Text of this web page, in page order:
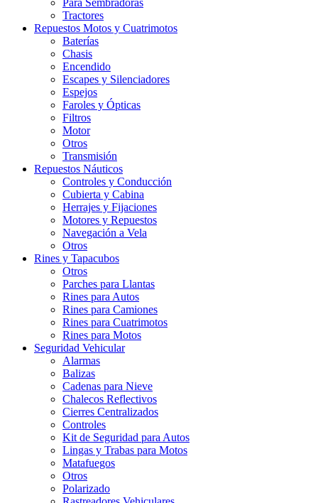
Tractores
Repuestos Motos y Cuatrimotos
Baterías
Chasis
Encendido
Escapes y Silenciadores
Espejos
Faroles y Ópticas
Filtros
Motor
Otros
Transmisión
Repuestos Náuticos
Controles y Conducción
Cubierta y Cabina
Herrajes y Fijaciones
Motores y Repuestos
Navegación a Vela
Otros
Rines y Tapacubos
Otros
Parches para Llantas
Rines para Autos
Rines para Camiones
Rines para Cuatrimotos
Rines para Motos
Seguridad Vehicular
Alarmas
Balizas
Cadenas para Nieve
Chalecos Reflectivos
Cierres Centralizados
Controles
Kit de Seguridad para Autos
Lingas y Trabas para Motos
Matafuegos
Otros
Polarizado